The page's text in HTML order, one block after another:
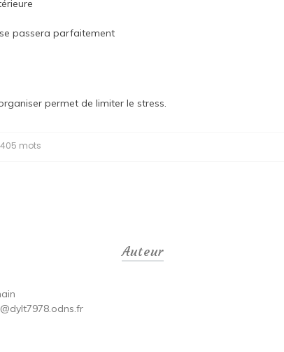
passera parfaitement
permet de limiter le stress.
405 mots
Auteur